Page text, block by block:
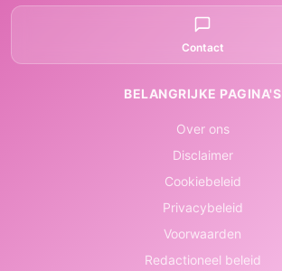
Contact
BELANGRIJKE PAGINA'S
Over ons
Disclaimer
Cookiebeleid
Privacybeleid
Voorwaarden
Redactioneel beleid